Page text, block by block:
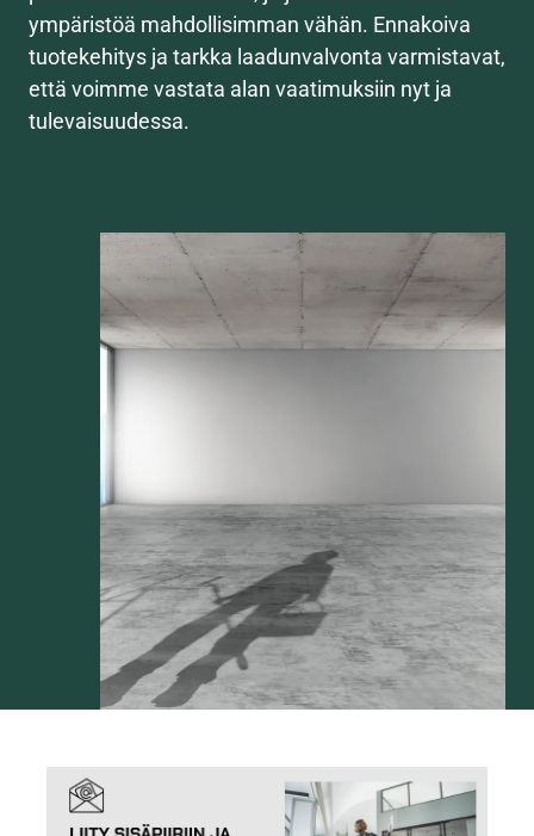
ympäristöä mahdollisimman vähän. Ennakoiva
tuotekehitys ja tarkka laadunvalvonta varmistavat,
että voimme vastata alan vaatimuksiin nyt ja
tulevaisuudessa.